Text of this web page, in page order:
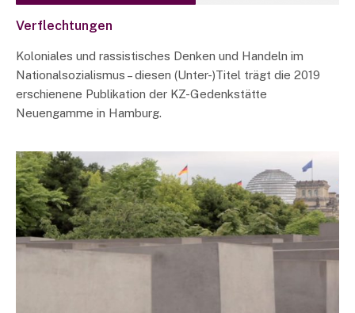
Verflechtungen
Koloniales und rassistisches Denken und Handeln im
Nationalsozialismus – diesen (Unter-)Titel trägt die 2019
erschienene Publikation der KZ-Gedenkstätte
Neuengamme in Hamburg.